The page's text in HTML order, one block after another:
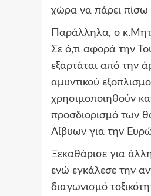
χώρα να πάρει πίσω
Παράλληλα, ο
Σε ό,τι αφορά την
εξαρτάται από την
αμυντικού
χρησιμοποιηθούν
προσδιορισμό των
Λίβυων για την
Ξεκαθάρισε για
ενώ εγκάλεσε την
διαγωνισμό